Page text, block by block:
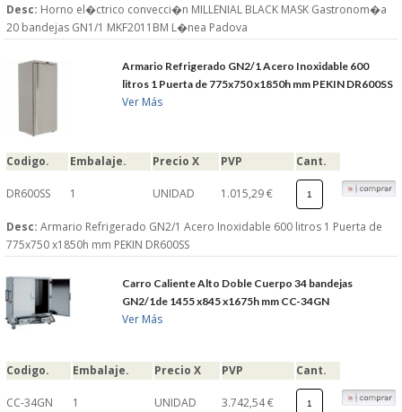
Desc: Horno el�ctrico convecci�n MILLENIAL BLACK MASK Gastronom�a
20 bandejas GN1/1 MKF2011BM L�nea Padova
Armario Refrigerado GN2/1 Acero Inoxidable 600
litros 1 Puerta de 775x750 x1850h mm PEKIN DR600SS
Ver Más
Codigo. Embalaje. Precio X PVP Cant.
DR600SS 1 UNIDAD 1.015,29 €
Desc: Armario Refrigerado GN2/1 Acero Inoxidable 600 litros 1 Puerta de
775x750 x1850h mm PEKIN DR600SS
Carro Caliente Alto Doble Cuerpo 34 bandejas
GN2/1de 1455 x845 x1675h mm CC-34GN
Ver Más
Codigo. Embalaje. Precio X PVP Cant.
CC-34GN 1 UNIDAD 3.742,54 €